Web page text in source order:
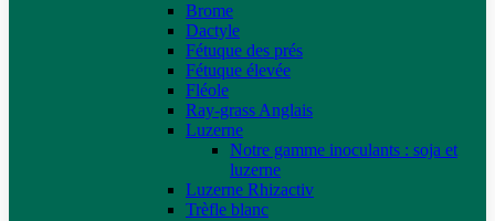
Brome
Dactyle
Fétuque des prés
Fétuque élevée
Fléole
Ray-grass Anglais
Luzerne
Notre gamme inoculants : soja et
luzerne
Luzerne Rhizactiv
Trèfle blanc